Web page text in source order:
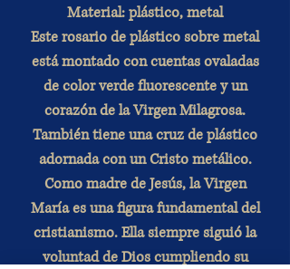
Material: plástico, metal
Este rosario de plástico sobre metal
está montado con cuentas ovaladas
de color verde fluorescente y un
corazón de la Virgen Milagrosa.
También tiene una cruz de plástico
adornada con un Cristo metálico.
Como madre de Jesús, la Virgen
María es una figura fundamental del
cristianismo. Ella siempre siguió la
voluntad de Dios cumpliendo su